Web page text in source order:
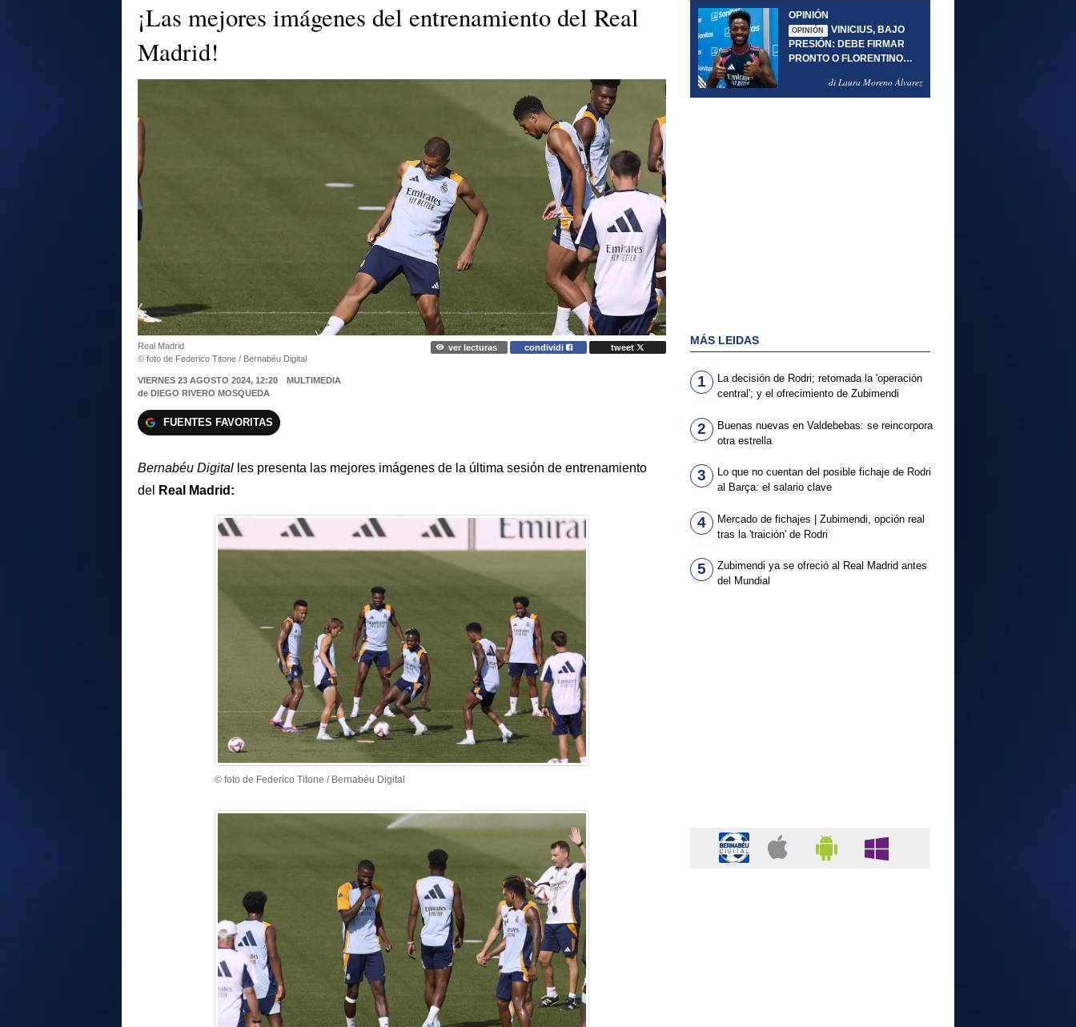
¡Las mejores imágenes del entrenamiento del Real
Madrid!
Real Madrid
© foto de Federico Titone / Bernabéu Digital
ver lecturas condividi tweet
VIERNES 23 AGOSTO 2024, 12:20
MULTIMEDIA
de DIEGO RIVERO MOSQUEDA
FUENTES FAVORITAS
Bernabéu Digital les presenta las mejores imágenes de la última sesión de entrenamiento
del
Real Madrid:
© foto de Federico Titone / Bernabéu Digital
OPINIÓN
OPINIÓN
VINICIUS, BAJO
PRESIÓN: DEBE FIRMAR
PRONTO O FLORENTINO
di Laura Moreno Álvarez
MÁS LEIDAS
1
La decisión de Rodri; retomada la 'operación
central'; y el ofrecimiento de Zubimendi
2
Buenas nuevas en Valdebebas: se reincorpora
otra estrella
3
Lo que no cuentan del posible fichaje de Rodri
al Barça: el salario clave
4
Mercado de fichajes | Zubimendi, opción real
tras la 'traición' de Rodri
5
Zubimendi ya se ofreció al Real Madrid antes
del Mundial